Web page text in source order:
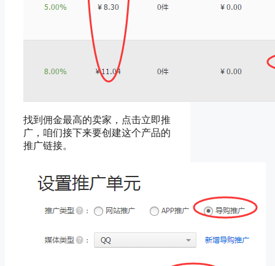
找到佣金最高的卖家，点击立即推
广，咱们接下来要创建这个产品的
推广链接。